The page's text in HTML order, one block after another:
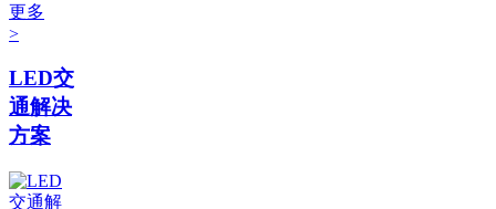
更多
>
LED交
通解决
方案